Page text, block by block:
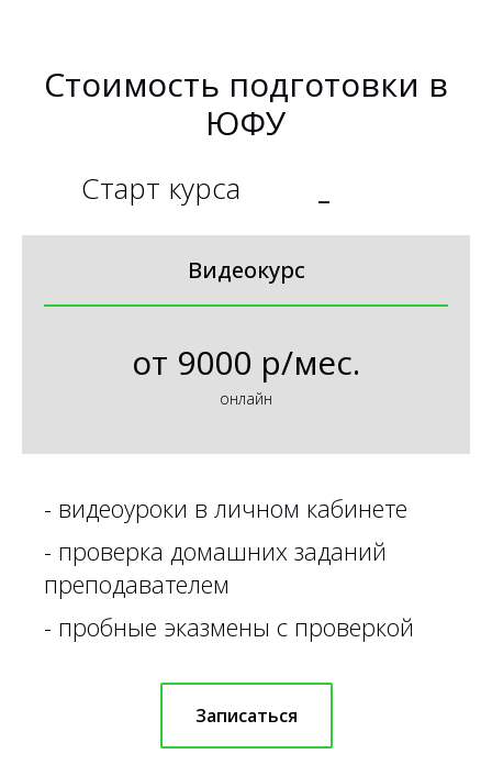
Стоимость подготовки в
ЮФУ
Старт курса
Видеокурс
от 9000 р/мес.
онлайн
- видеоуроки в личном кабинете
- проверка домашних заданий
преподавателем
- пробные эказмены с проверкой
Записаться